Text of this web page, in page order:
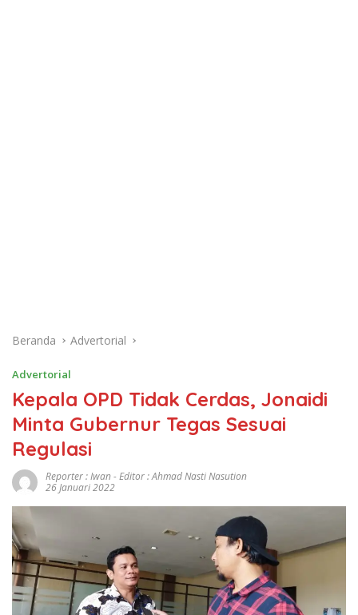
Beranda Advertorial
Advertorial
Kepala OPD Tidak Cerdas, Jonaidi
Minta Gubernur Tegas Sesuai
Regulasi
Reporter : Iwan - Editor : Ahmad Nasti Nasution
26 Januari 2022